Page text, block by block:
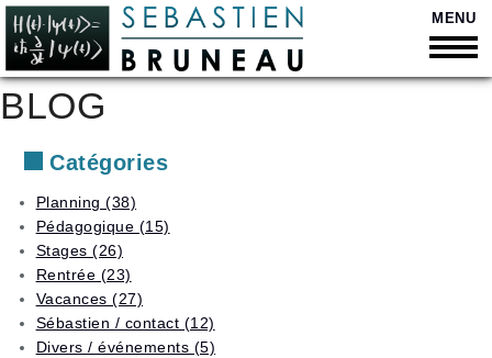
MENU
Retour
suis-
?
Présentation
vidéo
Contact
Soutien
Cours
personnalisés
Orientation
et
suivi
scolaire
Retour
Curriculum
Vitae
Quelques
chiffres
Secondaire
Supérieur
Retour
des
tarifs
Moyens
paiement
Retour
Disponibilités
un
horaire
BLOG
Catégories
Planning (38)
Pédagogique (15)
Stages (26)
Rentrée (23)
Vacances (27)
Sébastien / contact (12)
Divers / événements (5)